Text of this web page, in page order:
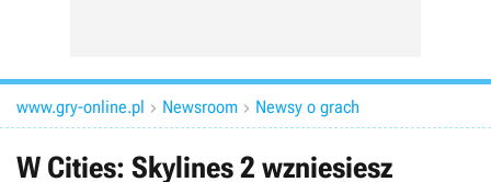
www.gry-online.pl  Newsroom  Newsy o grach
W Cities: Skylines 2 wzniesiesz